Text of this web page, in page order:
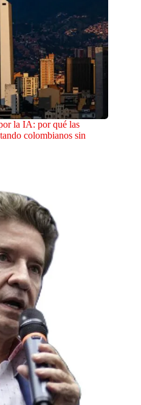
la IA: por qué las
colombianos sin